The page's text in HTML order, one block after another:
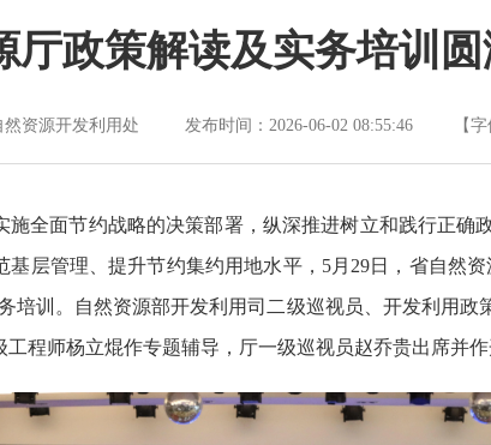
厅政策解读及实务培训
然资源开发利用处 发布时间：2026-06-02 08:55:46 【
施全面节约战略的决策部署，纵深推进树立和践行正确
层管理、提升节约集约用地水平，5月29日，省自然
培训。自然资源部开发利用司二级巡视员、开发利用
程师杨立焜作专题辅导，厅一级巡视员赵乔贵出席并作